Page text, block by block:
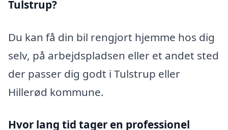
Tulstrup?
Du kan få din bil rengjort hjemme hos dig
selv, på arbejdspladsen eller et andet sted
der passer dig godt i Tulstrup eller
Hillerød kommune.
Hvor lang tid tager en professionel